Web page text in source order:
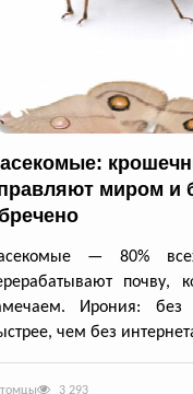
миром и
— 80%
Ирония: без
чем без
3 293